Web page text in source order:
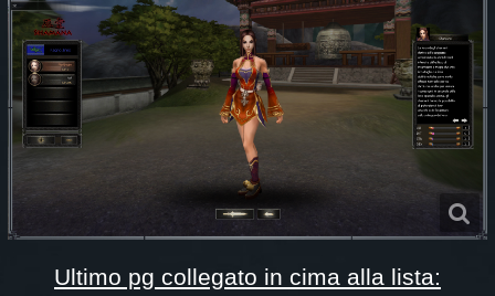
Ultimo pg collegato in cima alla lista: